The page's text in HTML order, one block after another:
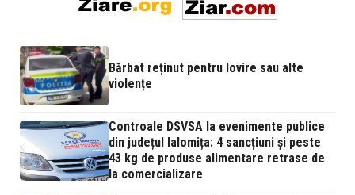
Bărbat reținut pentru lovire sau alte
violențe
Controale DSVSA la evenimente publice
din județul Ialomița: 4 sancțiuni și peste
43 kg de produse alimentare retrase de
la comercializare